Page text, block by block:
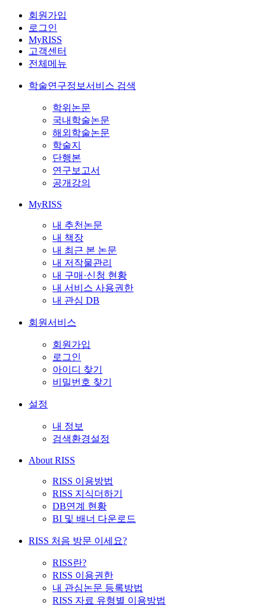
회원가입
로그인
MyRISS
고객센터
전체메뉴
학술연구정보서비스 검색
학위논문
국내학술논문
해외학술논문
학술지
단행본
연구보고서
공개강의
MyRISS
내 추천논문
내 책장
내 최근 본 논문
내 저작물관리
내 구매·신청 현황
내 서비스 사용권한
내 관심 DB
회원서비스
회원가입
로그인
아이디 찾기
비밀번호 찾기
설정
내 정보
검색환경설정
About RISS
RISS 이용방법
RISS 지식더하기
DB연계 현황
BI 및 배너 다운로드
RISS 처음 방문 이세요?
RISS란?
RISS 이용권한
내 관심논문 등록방법
RISS 자료 유형별 이용방법